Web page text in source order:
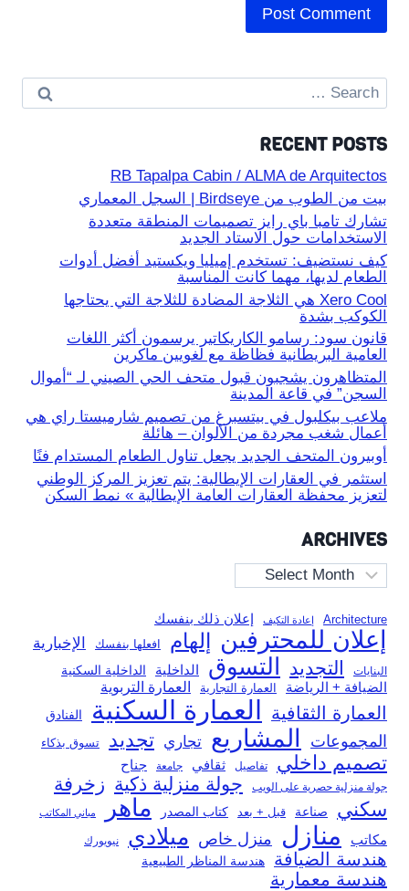
Search
for:
RECENT POSTS
RB Tapalpa Cabin / ALMA de Arquitectos
بيت من الطوب من Birdseye | السجل المعماري
تشارك تامبا باي رايز تصميمات المنطقة متعددة
الاستخدامات حول الاستاد الجديد
كيف نستضيف: تستخدم إميليا ويكستيد أفضل أدوات
الطعام لديها، مهما كانت المناسبة
Xero Cool هي الثلاجة المضادة للثلاجة التي يحتاجها
الكوكب بشدة
قانون سود: رسامو الكاريكاتير يرسمون أكثر اللغات
العامية البريطانية فظاظة مع لغويين ماكرين
المتظاهرون يشجبون قبول متحف الحي الصيني لـ “أموال
السجن” في قاعة المدينة
ملاعب بيكلبول في بيتسبرغ من تصميم شارميستا راي هي
أعمال شغب مجردة من الألوان – هائلة
أوبيرون المتحف الجديد يجعل تناول الطعام المستدام فنًا
استثمر في العقارات الإيطالية: يتم تعزيز المركز الوطني
لتعزيز محفظة العقارات العامة الإيطالية » نمط السكن
ARCHIVES
Archives
Architecture إعادة التكيف إعلان ذلك بنفسك
إعلان للمحترفين إلهام افعلها بنفسك الإخبارية
البنايات التجديد التسوق الداخلية الداخلية السكنية
الضيافة + الرياضة العمارة التجارية العمارة التربوية
العمارة الثقافية العمارة السكنية الفنادق
المجموعات المشاريع تجاري تجديد تسوق بذكاء
تصميم داخلي تفاصيل ثقافي جامعة جناح
جولة منزلية حصرية على الويب جولة منزلية ذكية زخرفة
سكني صناعة قبل + بعد كتاب المصدر ماهر مباني المكاتب
مكاتب منازل منزل خاص ميلادي نيويورك
هندسة الضيافة هندسة المناظر الطبيعية
هندسة معمارية